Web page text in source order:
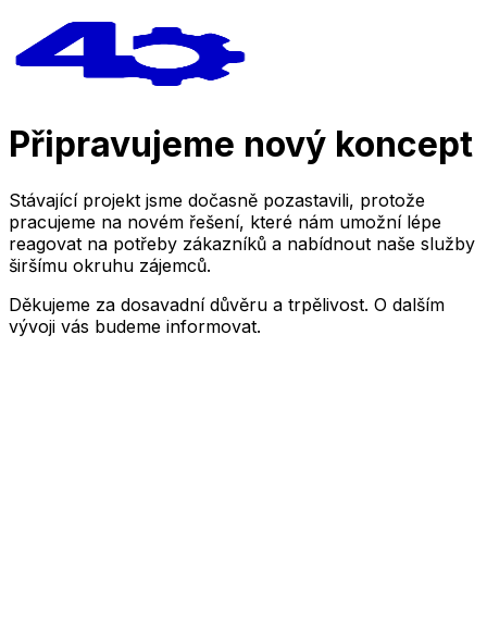
Připravujeme nový koncept
Stávající projekt jsme dočasně pozastavili, protože
pracujeme na novém řešení, které nám umožní lépe
reagovat na potřeby zákazníků a nabídnout naše služby
širšímu okruhu zájemců.
Děkujeme za dosavadní důvěru a trpělivost. O dalším
vývoji vás budeme informovat.